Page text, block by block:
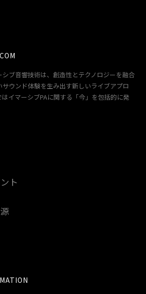
シブ音響技術は、創造性とテクノロジーを融合
ウンド体験を生み出す新しいライブアプロ
イマーシブPAに関する「今」を包括的に発
ト